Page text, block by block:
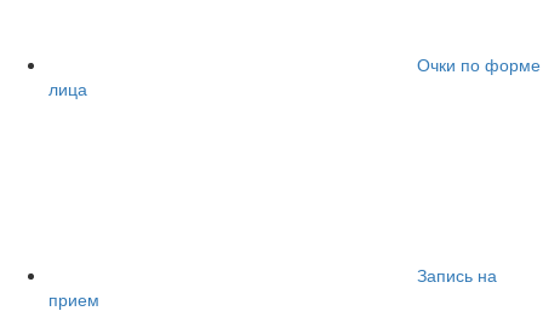
Очки по форме
лица
Запись на
прием